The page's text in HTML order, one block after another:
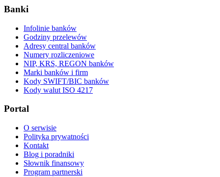
Banki
Infolinie banków
Godziny przelewów
Adresy central banków
Numery rozliczeniowe
NIP, KRS, REGON banków
Marki banków i firm
Kody SWIFT/BIC banków
Kody walut ISO 4217
Portal
O serwisie
Polityka prywatności
Kontakt
Blog i poradniki
Słownik finansowy
Program partnerski